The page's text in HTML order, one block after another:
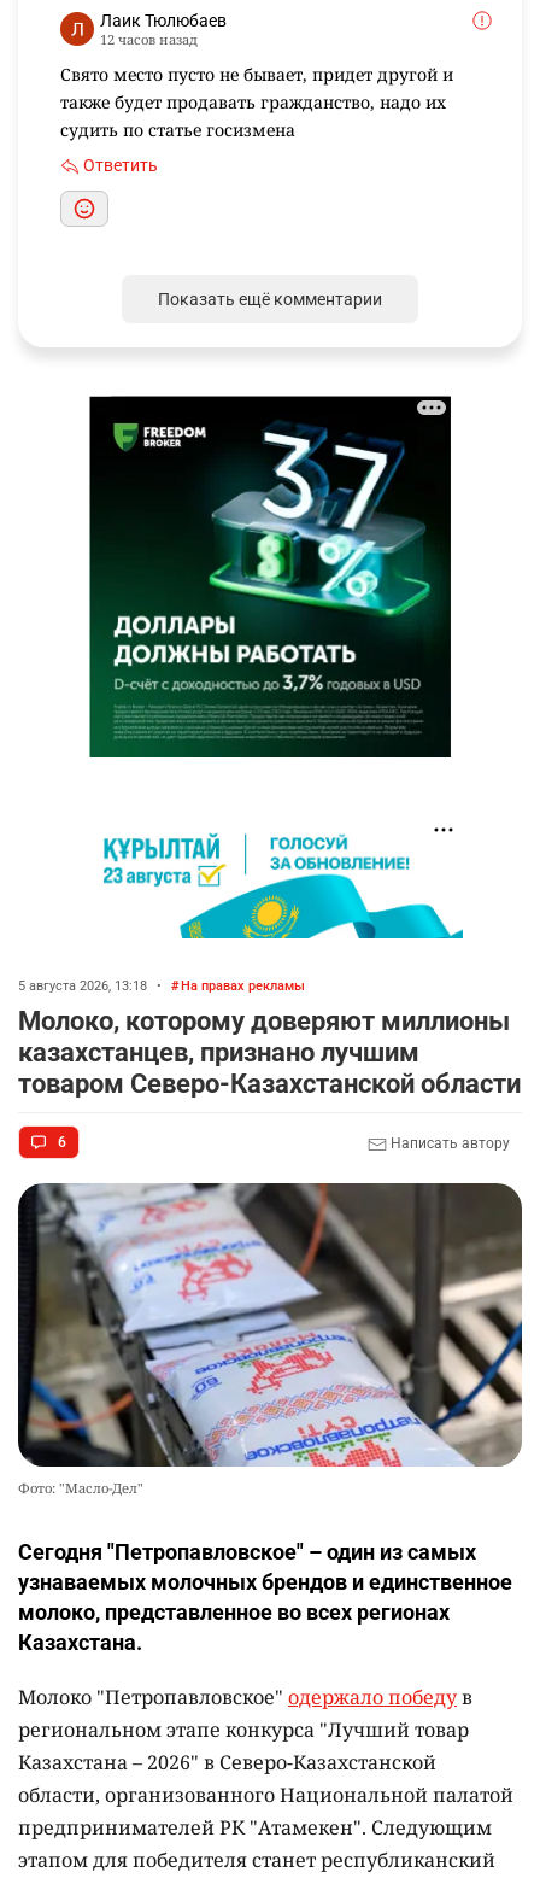
Лаик Тюлюбаев
12 часов назад
Свято место пусто не бывает, придет другой и
также будет продавать гражданство, надо их
судить по статье госизмена
Ответить
Показать ещё комментарии
5 августа 2026, 13:18 • На правах рекламы
Молоко, которому доверяют миллионы
казахстанцев, признано лучшим
товаром Северо-Казахстанской области
6 Написать автору
Фото: "Масло-Дел"
Сегодня "Петропавловское" – один из самых
узнаваемых молочных брендов и единственное
молоко, представленное во всех регионах
Казахстана.
Молоко "Петропавловское" одержало победув
региональном этапе конкурса "Лучший товар
Казахстана – 2026" в Северо-Казахстанской
области, организованного Национальной палатой
предпринимателей РК "Атамекен". Следующим
этапом для победителя станет республиканский